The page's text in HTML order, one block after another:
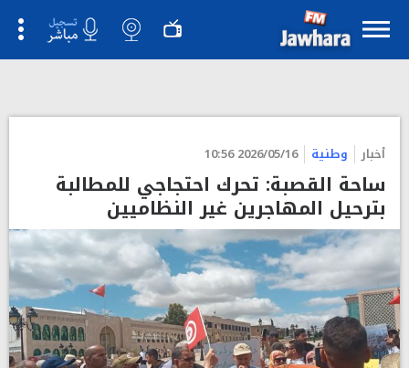
أخبار وطنية 2026/05/16 10:56
ساحة القصبة: تحرك احتجاجي للمطالبة
بترحيل المهاجرين غير النظاميين